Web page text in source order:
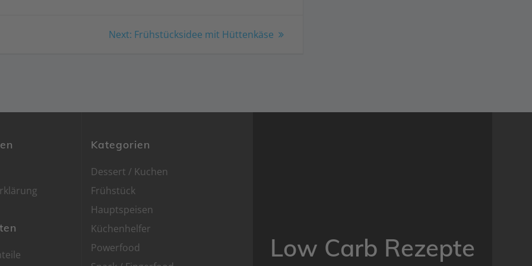
Next: Next
Frühstücksidee mit Hüttenkäse
Kategorien
Dessert / Kuchen
Frühstück
Hauptspeisen
Küchenhelfer
Powerfood
Low Carb Rezepte